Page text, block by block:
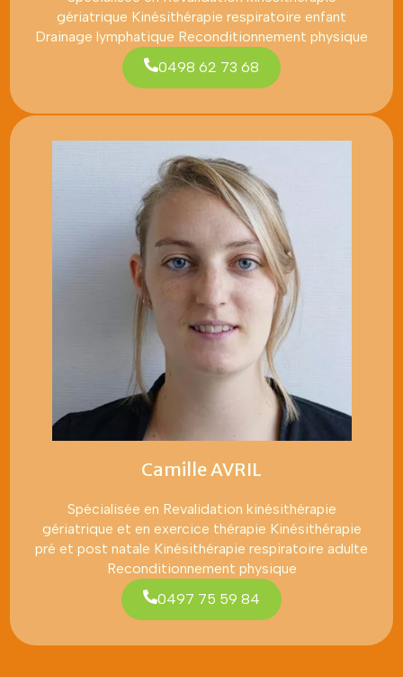
gériatrique Kinésithérapie respiratoire enfant
Drainage lymphatique Reconditionnement physique
0498 62 73 68
Camille AVRIL
Spécialisée en Revalidation kinésithérapie
gériatrique et en exercice thérapie Kinésithérapie
pré et post natale Kinésithérapie respiratoire adulte
Reconditionnement physique
0497 75 59 84